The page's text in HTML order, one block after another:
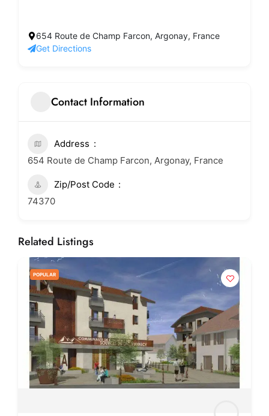
654 Route de Champ Farcon, Argonay, France
Get Directions
Contact Information
Address
654 Route de Champ Farcon, Argonay, France
Zip/Post Code
74370
Related Listings
POPULAR